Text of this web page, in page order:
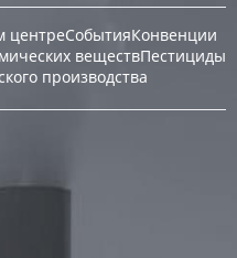
центреСобытияКонвенции
веществПестициды
производства